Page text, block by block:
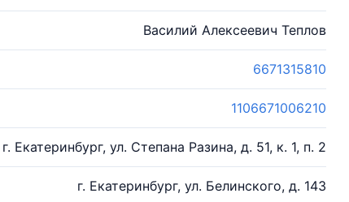
Василий Алексеевич Теплов
6671315810
1106671006210
г. Екатеринбург, ул. Степана Разина, д. 51, к. 1, п. 2
г. Екатеринбург, ул. Белинского, д. 143